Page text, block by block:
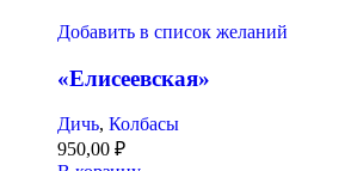
Добавить в список желаний
«Елисеевская»
Дичь, Колбасы
950,00 ₽